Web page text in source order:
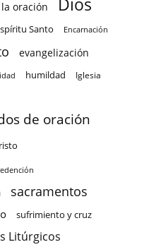
oración Dios
Santo Encarnación
evangelización
humildad Iglesia
de oración
sacramentos
sufrimiento y cruz
Litúrgicos